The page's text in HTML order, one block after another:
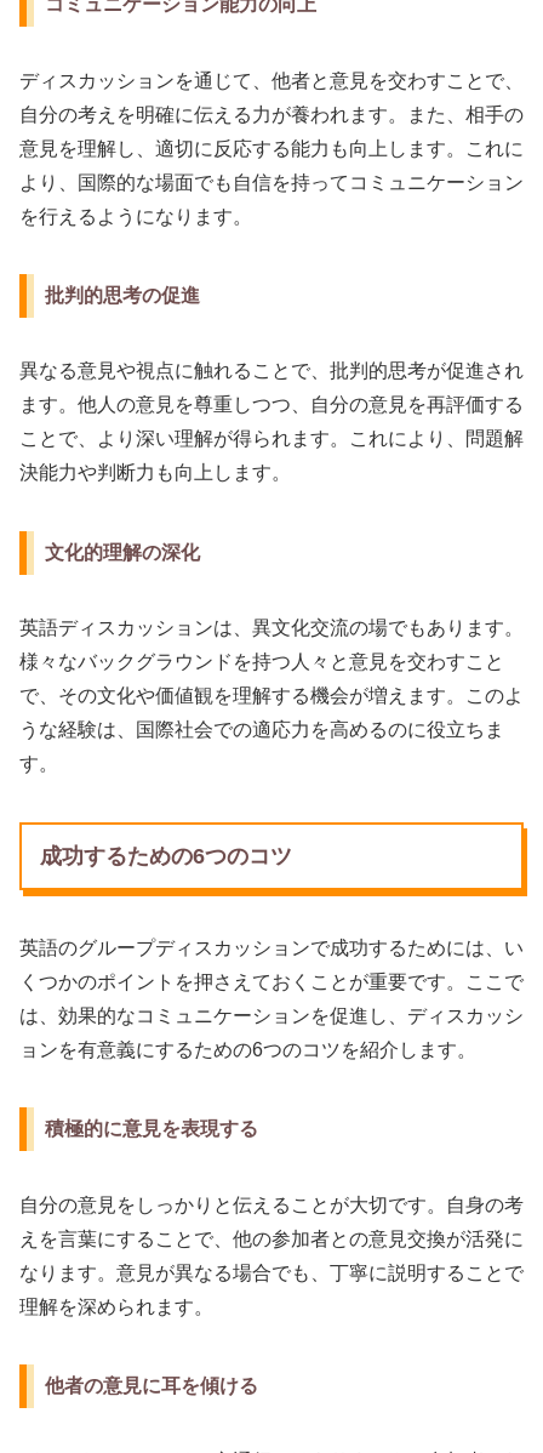
コミュニケーション能力の向上
ディスカッションを通じて、他者と意見を交わすことで、
自分の考えを明確に伝える力が養われます。また、相手の
意見を理解し、適切に反応する能力も向上します。これに
より、国際的な場面でも自信を持ってコミュニケーション
を行えるようになります。
批判的思考の促進
異なる意見や視点に触れることで、批判的思考が促進され
ます。他人の意見を尊重しつつ、自分の意見を再評価する
ことで、より深い理解が得られます。これにより、問題解
決能力や判断力も向上します。
文化的理解の深化
英語ディスカッションは、異文化交流の場でもあります。
様々なバックグラウンドを持つ人々と意見を交わすこと
で、その文化や価値観を理解する機会が増えます。このよ
うな経験は、国際社会での適応力を高めるのに役立ちま
す。
成功するための6つのコツ
英語のグループディスカッションで成功するためには、い
くつかのポイントを押さえておくことが重要です。ここで
は、効果的なコミュニケーションを促進し、ディスカッシ
ョンを有意義にするための6つのコツを紹介します。
積極的に意見を表現する
自分の意見をしっかりと伝えることが大切です。自身の考
えを言葉にすることで、他の参加者との意見交換が活発に
なります。意見が異なる場合でも、丁寧に説明することで
理解を深められます。
他者の意見に耳を傾ける